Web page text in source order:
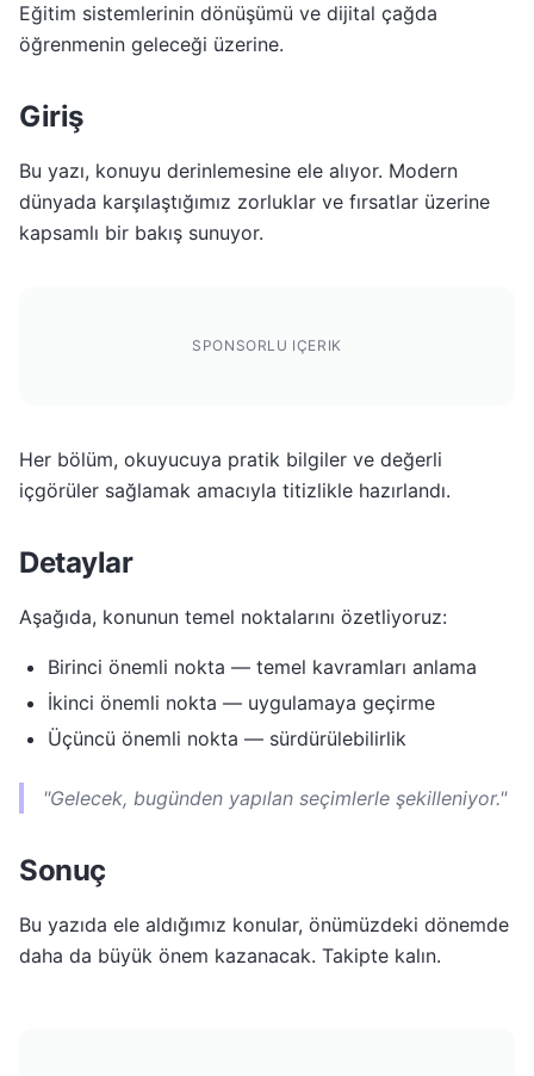
Eğitim sistemlerinin dönüşümü ve dijital çağda
öğrenmenin geleceği üzerine.
Giriş
Bu yazı, konuyu derinlemesine ele alıyor. Modern
dünyada karşılaştığımız zorluklar ve fırsatlar üzerine
kapsamlı bir bakış sunuyor.
SPONSORLU IÇERIK
Her bölüm, okuyucuya pratik bilgiler ve değerli
içgörüler sağlamak amacıyla titizlikle hazırlandı.
Detaylar
Aşağıda, konunun temel noktalarını özetliyoruz:
Birinci önemli nokta — temel kavramları anlama
İkinci önemli nokta — uygulamaya geçirme
Üçüncü önemli nokta — sürdürülebilirlik
"Gelecek, bugünden yapılan seçimlerle şekilleniyor."
Sonuç
Bu yazıda ele aldığımız konular, önümüzdeki dönemde
daha da büyük önem kazanacak. Takipte kalın.